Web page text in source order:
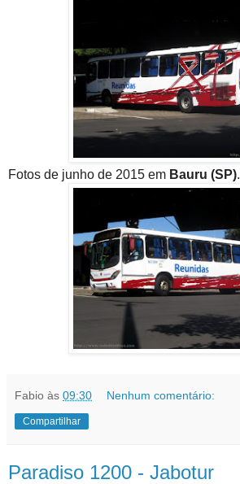
Fotos de junho de 2015 em Bauru (SP).
Fabio às 09:30 Nenhum comentário:
Compartilhar
Paradiso 1200 - Jabotur